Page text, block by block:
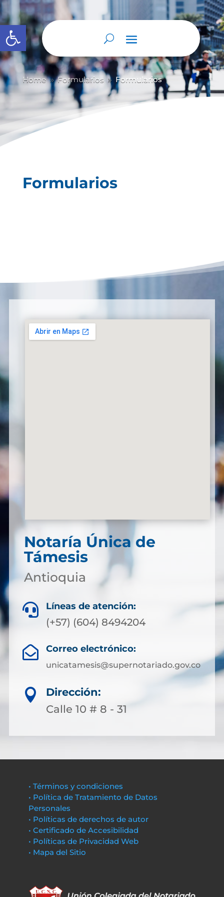
Abrir barra de herramientas
Home 9 Formularios 9 Formularios
Formularios
Notaría Única de
Támesis
Antioquia
 Líneas de atención:
(+57) (604) 8494204
 Correo electrónico:
unicatamesis@supernotariado.gov.co

Dirección:
Calle 10 # 8 - 31
• Términos y condiciones
• Política de Tratamiento de Datos
Personales
• Políticas de derechos de autor
• Certificado de Accesibilidad
• Políticas de Privacidad Web
• Mapa del Sitio